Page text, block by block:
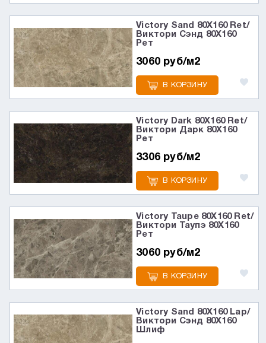
Victory Sand 80X160 Ret/
Виктори Сэнд 80X160
Рет
3060 руб/м2
В КОРЗИНУ
Victory Dark 80X160 Ret/
Виктори Дарк 80X160
Рет
3306 руб/м2
В КОРЗИНУ
Victory Taupe 80X160 Ret/
Виктори Таупэ 80X160
Рет
3060 руб/м2
В КОРЗИНУ
Victory Sand 80X160 Lap/
Виктори Сэнд 80X160
Шлиф